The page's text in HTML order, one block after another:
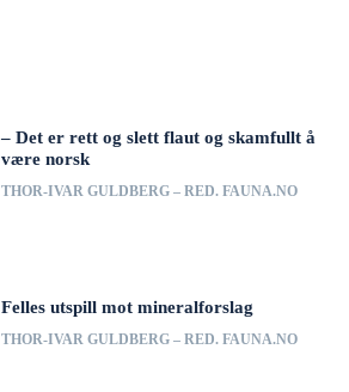
– Det er rett og slett flaut og skamfullt å
være norsk
THOR-IVAR GULDBERG – RED. FAUNA.NO
Felles utspill mot mineralforslag
THOR-IVAR GULDBERG – RED. FAUNA.NO